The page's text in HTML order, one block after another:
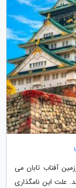
آفتاب تابان می
علت این نامگذاری